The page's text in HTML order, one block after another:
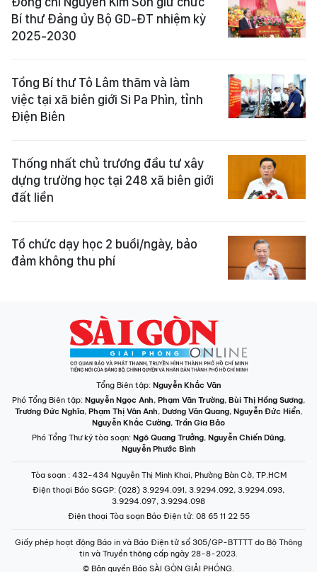
Bí thư Đảng ủy Bộ GD-ĐT nhiệm kỳ
2025-2030
Tổng Bí thư Tô Lâm thăm và làm
việc tại xã biên giới Si Pa Phìn, tỉnh
Điện Biên
Thống nhất chủ trương đầu tư xây
dựng trường học tại 248 xã biên giới
đất liền
Tổ chức dạy học 2 buổi/ngày, bảo
đảm không thu phí
Tổng Biên tập: Nguyễn Khắc Văn
Phó Tổng Biên tập: Nguyễn Ngọc Anh, Phạm Văn Trường, Bùi Thị Hồng Sương,
Trương Đức Nghĩa, Phạm Thị Vân Anh, Dương Văn Quang, Nguyễn Đức Hiển,
Nguyễn Khắc Cường, Trần Gia Bảo
Phó Tổng Thư ký tòa soạn: Ngô Quang Trưởng, Nguyễn Chiến Dũng,
Nguyễn Phước Bình
Tòa soạn : 432-434 Nguyễn Thị Minh Khai, Phường Bàn Cờ, TP.HCM
Điện thoại Báo SGGP: (028) 3.9294.091, 3.9294.092, 3.9294.093,
3.9294.097, 3.9294.098
Điện thoại Tòa soạn Báo Điện tử: 08 65 11 22 55
Giấy phép hoạt động Báo in và Báo Điện tử số 305/GP-BTTTT do Bộ Thông
tin và Truyền thông cấp ngày 28-8-2023.
© Bản quyền Báo SÀI GÒN GIẢI PHÓNG.